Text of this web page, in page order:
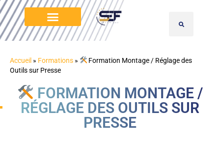
Accueil » Formations »
Formation Montage / Réglage des
Outils sur Presse
FORMATION MONTAGE /
RÉGLAGE DES OUTILS SUR
PRESSE